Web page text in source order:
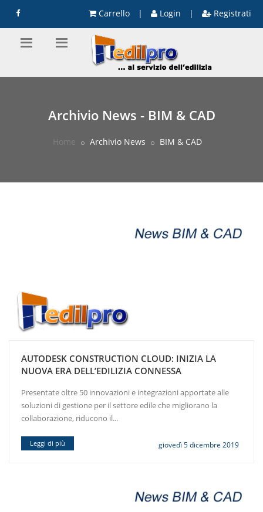
Carrello | Login | Registrati
Archivio News - BIM & CAD
Home Archivio News BIM & CAD
AUTODESK CONSTRUCTION CLOUD: INIZIA LA
NUOVA ERA DELL’EDILIZIA CONNESSA
Presentate oltre 50 innovazioni e integrazioni apportate alle
soluzioni di gestione per il settore edile che migliorano la
collaborazione, riducono il...
Leggi di più giovedì 5 dicembre 2019